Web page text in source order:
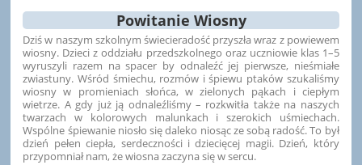
Powitanie Wiosny
Dziś w naszym szkolnym świecieradość przyszła wraz z powiewem
wiosny. Dzieci z oddziału przedszkolnego oraz uczniowie klas 1–5
wyruszyli razem na spacer by odnaleźć jej pierwsze, nieśmiałe
zwiastuny. Wśród śmiechu, rozmów i śpiewu ptaków szukaliśmy
wiosny w promieniach słońca, w zielonych pąkach i ciepłym
wietrze. A gdy już ją odnaleźliśmy – rozkwitła także na naszych
twarzach w kolorowych malunkach i szerokich uśmiechach.
Wspólne śpiewanie niosło się daleko niosąc ze sobą radość. To był
dzień pełen ciepła, serdeczności i dziecięcej magii. Dzień, który
przypomniał nam, że wiosna zaczyna się w sercu.